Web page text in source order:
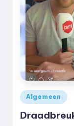
Geplaatst
in
Algemeen